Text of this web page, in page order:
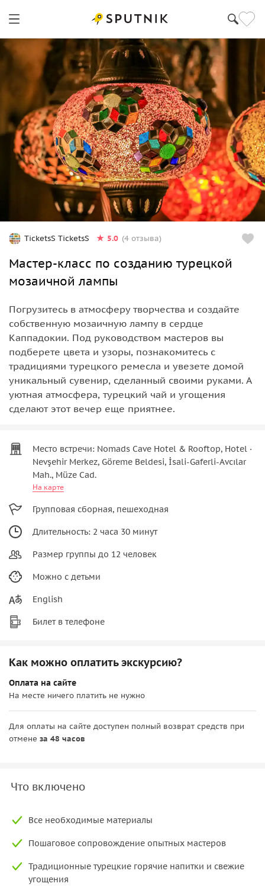
TicketsS TicketsS 5.0 (4 отзыва)
Мастер-класс по созданию турецкой
мозаичной лампы
Погрузитесь в атмосферу творчества и создайте
собственную мозаичную лампу в сердце
Каппадокии. Под руководством мастеров вы
подберете цвета и узоры, познакомитесь с
традициями турецкого ремесла и увезете домой
уникальный сувенир, сделанный своими руками. А
уютная атмосфера, турецкий чай и угощения
сделают этот вечер еще приятнее.
Место встречи: Nomads Cave Hotel & Rooftop, Hotel ·
Nevşehir Merkez, Göreme Beldesi, İsali-Gaferli-Avcılar
Mah., Müze Cad.
На карте
Групповая сборная, пешеходная
Длительность: 2 часа 30 минут
Размер группы до 12 человек
Можно с детьми
English
Билет в телефоне
Как можно оплатить экскурсию?
Оплата на сайте
На месте ничего платить не нужно
Для оплаты на сайте доступен полный возврат средств при
отмене за 48 часов
Что включено
Все необходимые материалы
Пошаговое сопровождение опытных мастеров
Традиционные турецкие горячие напитки и свежие
угощения